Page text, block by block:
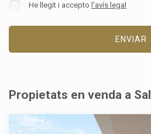
He llegit i accepto l'avís legal
ENVIAR
Propietats en venda a